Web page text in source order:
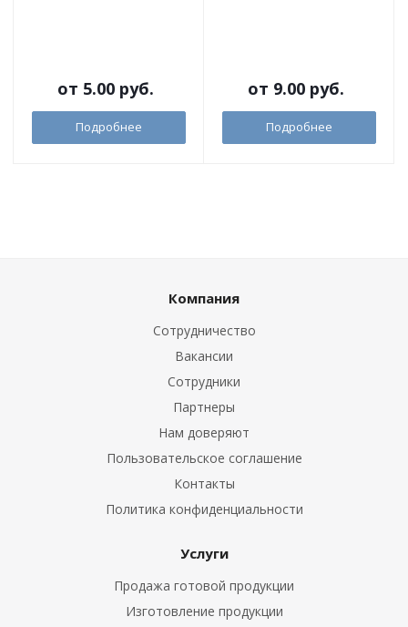
от 5.00 руб.
Подробнее
от 9.00 руб.
Подробнее
Компания
Сотрудничество
Вакансии
Сотрудники
Партнеры
Нам доверяют
Пользовательское соглашение
Контакты
Политика конфиденциальности
Услуги
Продажа готовой продукции
Изготовление продукции